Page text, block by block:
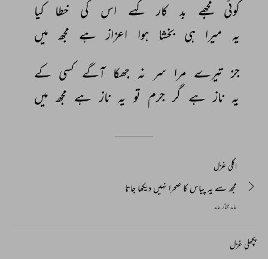
کوئی
مجھے بد کار کہے اس کی خطا
کیا
یہ میرا ہی بخشا ہوا اعزاز ہے مجھ میں
جز تیرے مرا سر نہ جھکا آگے کسی کے
یہ ناز ہے گر جرم تو یہ ناز ہے مجھ میں
اگلی غزل
مجھ سے یہ پیاس کا صحرا نہیں دیکھا جاتا
حامد مختار حامد
پچھلی غزل